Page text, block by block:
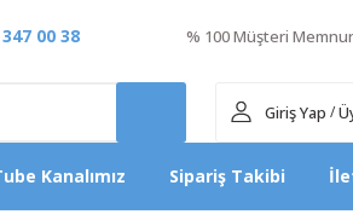
00 38 % 100 Müşteri
Giriş Yap /
Kanalımız Sipariş Takibi